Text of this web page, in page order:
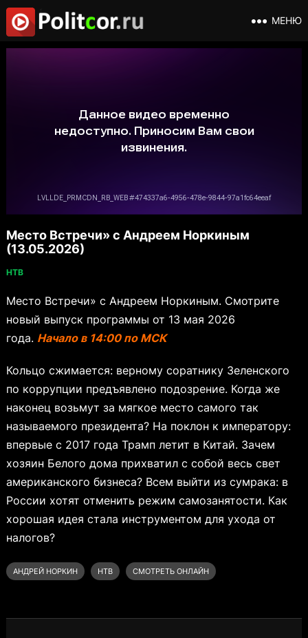
МЕНЮ
Место Встречи» с Андреем Норкиным
(13.05.2026)
НТВ
Место Встречи» с Андреем Норкиным. Смотрите
новый выпуск программы от 13 мая 2026
года. Начало в 14:00 по МСК
Кольцо сжимается: верному соратнику Зеленского
по коррупции предъявлено подозрение. Когда же
наконец возьмут за мягкое место самого так
называемого президента? На поклон к императору:
впервые с 2017 года Трамп летит в Китай. Зачем
хозяин Белого дома прихватил с собой весь свет
американского бизнеса? Всем выйти из сумрака: в
России хотят отменить режим самозанятости. Как
хорошая идея стала инструментом для ухода от
налогов?
АНДРЕЙ НОРКИН НТВ СМОТРЕТЬ ОНЛАЙН